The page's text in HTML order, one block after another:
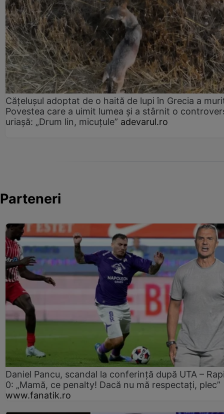
Cățelușul adoptat de o haită de lupi în Grecia a
Povestea care a uimit lumea și a stârnit o
uriașă: „Drum lin, micuțule” adevarul.ro
Parteneri
Daniel Pancu, scandal la conferință după UTA –
0: „Mamă, ce penalty! Dacă nu mă respectați, plec”
www.fanatik.ro